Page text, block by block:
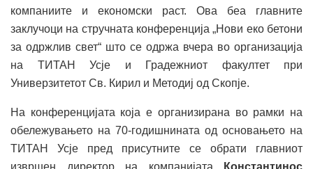
компаниите и економски раст. Ова беа главните
заклучоци на стручната конференција „Нови еко бетони
за одржлив свет“ што се одржа вчера во организација
на ТИТАН Усје и Градежниот факултет при
Универзитетот Св. Кирил и Методиј од Скопје.
На конференцијата која е организирана во рамки на
обележувањето на 70-годишнината од основањето на
ТИТАН Усје пред присутните се обрати главниот